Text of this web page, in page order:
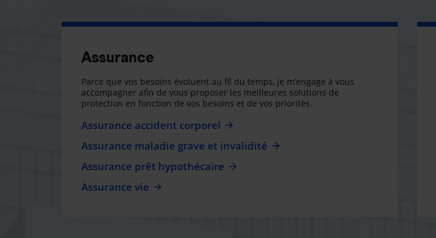
Assurance
Parce que vos besoins évoluent au fil du temps, je m’engage à vous
accompagner afin de vous proposer les meilleures solutions de
protection en fonction de vos besoins et de vos priorités.
Assurance accident corporel
Assurance maladie grave et invalidité
Assurance prêt hypothécaire
Assurance vie